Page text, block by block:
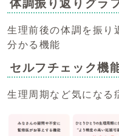
体調振り返りグラ
生理前後の体調を振り
分かる機能
セルフチェック機
生理周期など気になる